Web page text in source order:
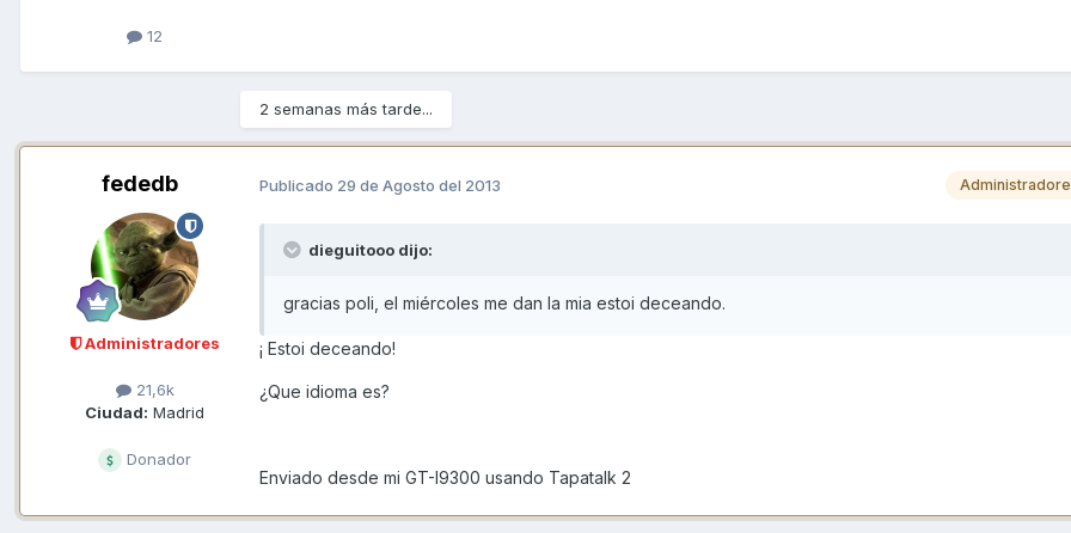
12
2 semanas más tarde...
fededb
Administradores
21,6k
Ciudad: Madrid
Donador
Publicado 29 de Agosto del 2013
dieguitooo dijo:
gracias poli, el miércoles me dan la mia estoi deceando.
¡ Estoi deceando!
¿Que idioma es?
Enviado desde mi GT-I9300 usando Tapatalk 2